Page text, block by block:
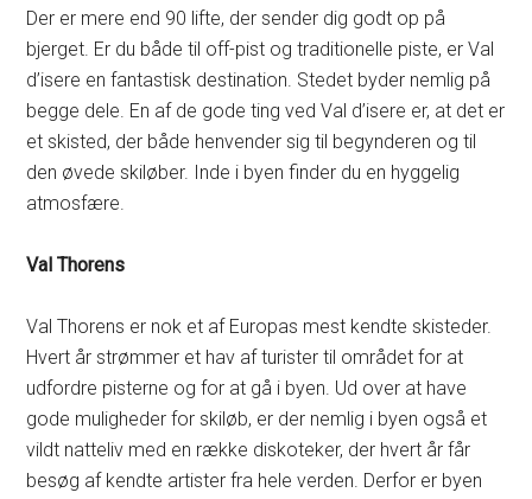
Der er mere end 90 lifte, der sender dig godt op på
bjerget. Er du både til off-pist og traditionelle piste, er Val
d’isere en fantastisk destination. Stedet byder nemlig på
begge dele. En af de gode ting ved Val d’isere er, at det er
et skisted, der både henvender sig til begynderen og til
den øvede skiløber. Inde i byen finder du en hyggelig
atmosfære.
Val Thorens
Val Thorens er nok et af Europas mest kendte skisteder.
Hvert år strømmer et hav af turister til området for at
udfordre pisterne og for at gå i byen. Ud over at have
gode muligheder for skiløb, er der nemlig i byen også et
vildt natteliv med en række diskoteker, der hvert år får
besøg af kendte artister fra hele verden. Derfor er byen